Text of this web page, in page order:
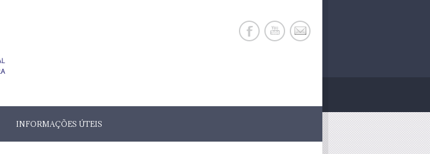
INFORMAÇÕES ÚTEIS